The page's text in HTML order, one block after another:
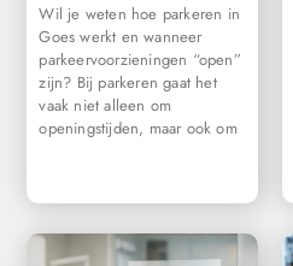
Wil je weten hoe parkeren in
Goes werkt en wanneer
parkeervoorzieningen “open”
zijn? Bij parkeren gaat het
vaak niet alleen om
openingstijden, maar ook om